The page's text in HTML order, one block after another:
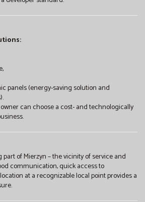
panels (energy-saving solution and
can choose a cost- and technologically
of Mierzyn – the vicinity of service and
communication, quick access to
at a recognizable local point provides a